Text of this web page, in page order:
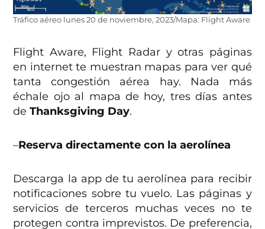
Tráfico aéreo lunes 20 de noviembre, 2023/Mapa: Flight Aware
Flight Aware, Flight Radar y otras páginas
en internet te muestran mapas para ver qué
tanta congestión aérea hay. Nada más
échale ojo al mapa de hoy, tres días antes
deThanksgiving Day.
–Reserva directamente con la aerolínea
Descarga la app de tu aerolínea para recibir
notificaciones sobre tu vuelo. Las páginas y
servicios de terceros muchas veces no te
protegen contra imprevistos. De preferencia,